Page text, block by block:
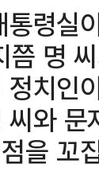
통령실
쯤 명
치인
씨와
을 꼬